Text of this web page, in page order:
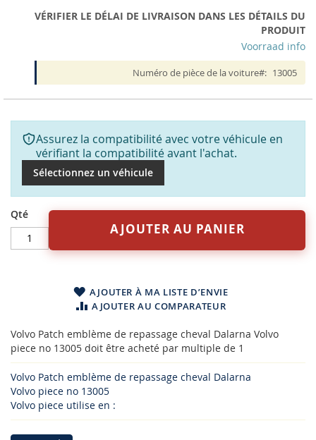
galleryVÉRIFIER LE DÉLAI DE LIVRAISON DANS LES DÉTAILS DU
PRODUIT
Voorraad info
Numéro de pièce de la voiture 13005
Assurez la compatibilité avec votre véhicule en
vérifiant la compatibilité avant l'achat.
Sélectionnez un véhicule
Qté
AJOUTER AU PANIER
AJOUTER À MA LISTE D’ENVIE
AJOUTER AU COMPARATEUR
Volvo Patch emblème de repassage cheval Dalarna Volvo
piece no 13005 doit être acheté par multiple de 1
Volvo Patch emblème de repassage cheval Dalarna
Volvo piece no 13005
Volvo piece utilise en :